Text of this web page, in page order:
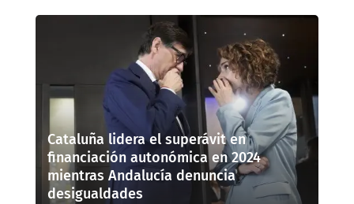
Cataluña lidera el superávit en
financiación autonómica en 2024
mientras Andalucía denuncia
desigualdades